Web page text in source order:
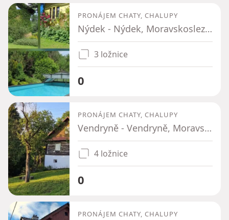
PRONÁJEM CHATY, CHALUPY
Nýdek - Nýdek, Moravskoslezský kraj
3 ložnice
0
PRONÁJEM CHATY, CHALUPY
Vendryně - Vendryně, Moravskoslezský kraj
4 ložnice
0
PRONÁJEM CHATY, CHALUPY